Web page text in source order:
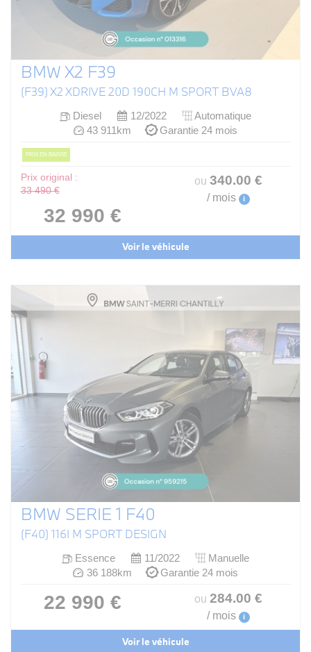
BMW X2 F39
(F39) X2 XDRIVE 20D 190CH M SPORT BVA8
Diesel 12/2022
Automatique
43 911km
Garantie 24 mois
PRIX EN BAISSE
Prix original :
33 490 €
32 990 €
ou 340.00 €
/ mois i
Voir le véhicule
BMW SERIE 1 F40
(F40) 116I M SPORT DESIGN
Essence 11/2022
Manuelle
36 188km
Garantie 24 mois
22 990 € ou 284.00 €
/ mois i
Voir le véhicule